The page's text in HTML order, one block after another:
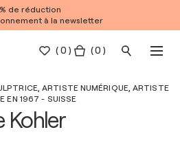
de réduction
à la newsletter
(0 ) ( 0 )
ARTISTE NUMÉRIQUE, ARTISTE
EN 1967 - SUISSE
Kohler